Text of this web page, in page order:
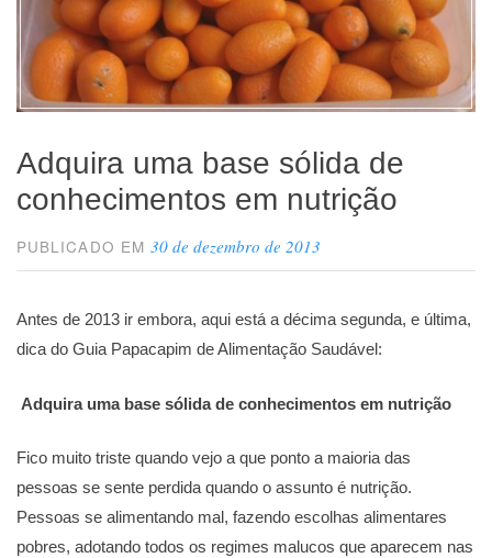
Adquira uma base sólida de
conhecimentos em nutrição
PUBLICADO EM30 de dezembro de 2013
Antes de 2013 ir embora, aqui está a décima segunda, e última,
dica do Guia Papacapim de Alimentação Saudável:
Adquira uma base sólida de conhecimentos em nutrição
Fico muito triste quando vejo a que ponto a maioria das
pessoas se sente perdida quando o assunto é nutrição.
Pessoas se alimentando mal, fazendo escolhas alimentares
pobres, adotando todos os regimes malucos que aparecem nas